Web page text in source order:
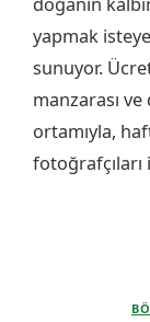
yapmak
sunuyor.
manzarası
ortamıyla,
fotoğrafçıları